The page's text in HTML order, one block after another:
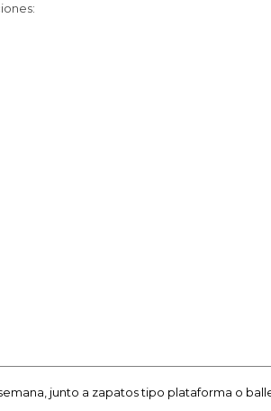
junto a zapatos tipo plataforma o